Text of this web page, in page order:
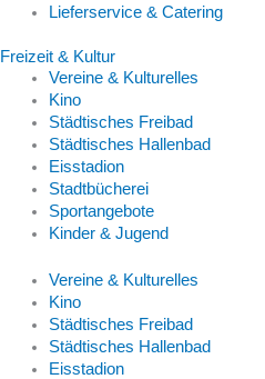
Lieferservice & Catering
Freizeit & Kultur
Vereine & Kulturelles
Kino
Städtisches Freibad
Städtisches Hallenbad
Eisstadion
Stadtbücherei
Sportangebote
Kinder & Jugend
Vereine & Kulturelles
Kino
Städtisches Freibad
Städtisches Hallenbad
Eisstadion